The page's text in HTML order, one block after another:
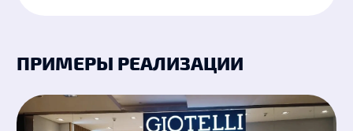
ПРИМЕРЫ РЕАЛИЗАЦИИ